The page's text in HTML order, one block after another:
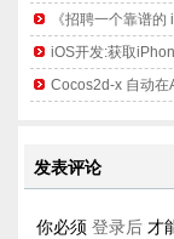
《招聘一个靠谱
iOS开发:获取
Cocos2d-x 自动
发表评论
你必须 登录后 才